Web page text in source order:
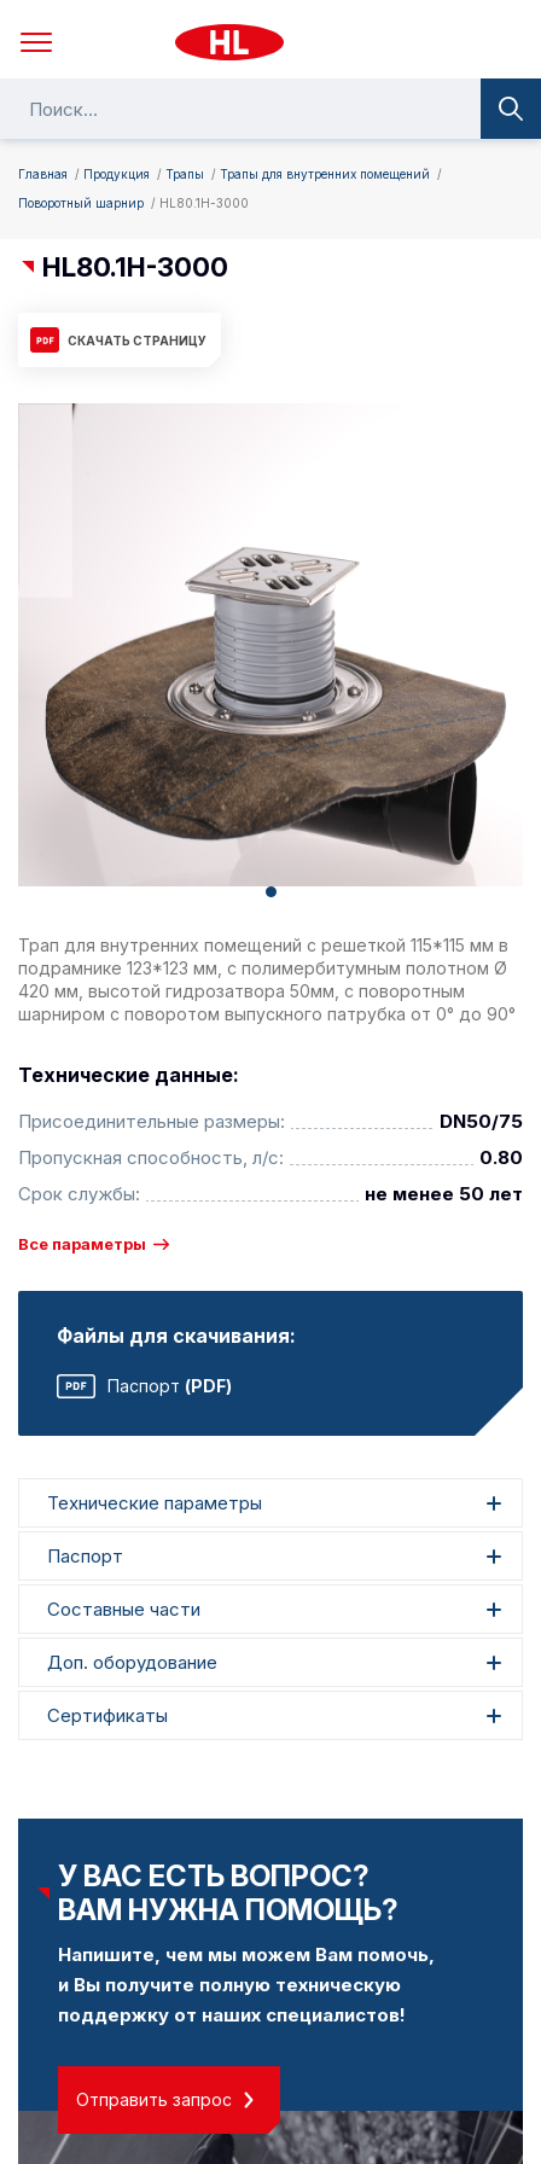
Главная Продукция Трапы
Трапы для внутренних помещений
Поворотный шарнир
HL80.1H-3000
HL80.1H-3000
СКАЧАТЬ СТРАНИЦУ
Трап для внутренних помещений с решеткой 115*115 мм в
подрамнике 123*123 мм, с полимербитумным полотном Ø
420 мм, высотой гидрозатвора 50мм, с поворотным
шарниром с поворотом выпускного патрубка от 0° до 90°
Технические данные:
Присоединительные размеры:
DN50/75
Пропускная способность, л/с:
0.80
Срок службы:
не менее 50 лет
Все параметры
Файлы для скачивания:
Паспорт (PDF)
Технические параметры
Паспорт
Составные части
Доп. оборудование
Сертификаты
У ВАС ЕСТЬ ВОПРОС?
ВАМ НУЖНА ПОМОЩЬ?
Напишите, чем мы можем Вам помочь,
и Вы получите полную техническую
поддержку от наших специалистов!
Отправить запрос